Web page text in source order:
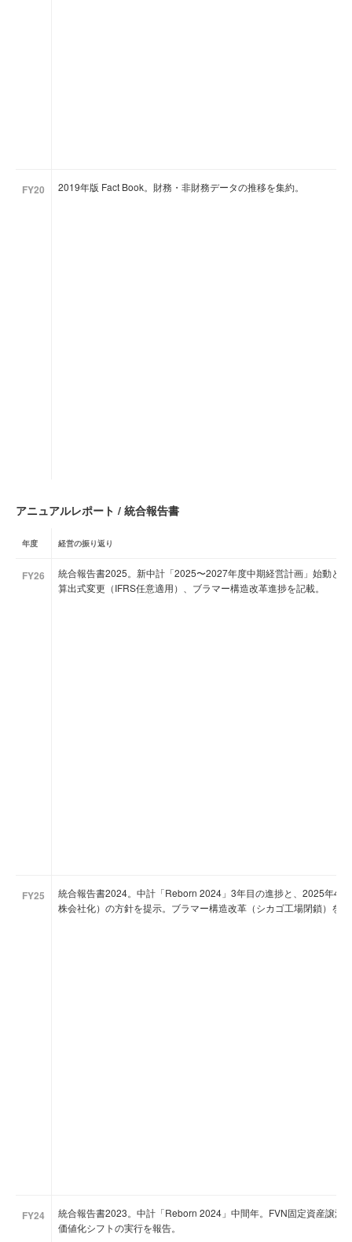
FY20 2019年版 Fact Book。財務・非財務データの推移を集約。
アニュアルレポート / 統合報告書
年度 経営の振り返り
FY26
統合報告書2025。新中計「2025〜2027年度中期経営計画」始動と
算出式変更（IFRS任意適用）、ブラマー構造改革進捗を記載。
FY25
統合報告書2024。中計「Reborn 2024」3年目の進捗と、2025年4
株会社化）の方針を提示。ブラマー構造改革（シカゴ工場閉鎖）を
FY24
統合報告書2023。中計「Reborn 2024」中間年。FVN固定資産譲渡
価値化シフトの実行を報告。